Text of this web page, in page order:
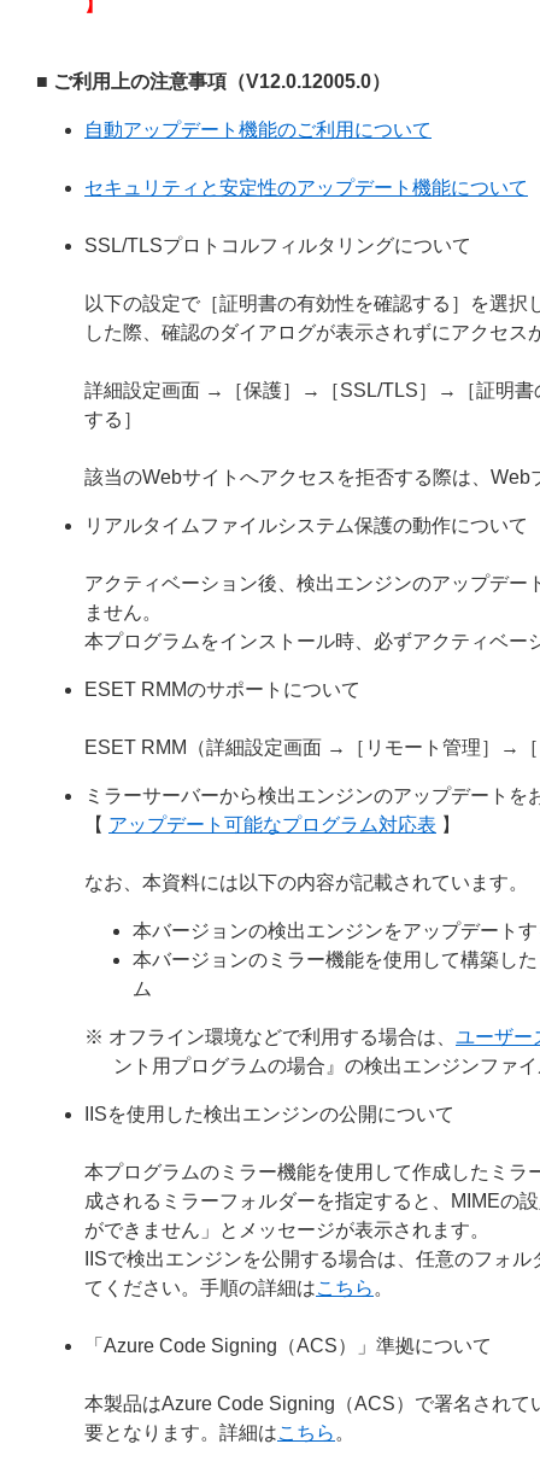
】
■ ご利用上の注意事項（V12.0.12005.0）
自動アップデート機能のご利用について
セキュリティと安定性のアップデート機能について
SSL/TLSプロトコルフィルタリングについて
以下の設定で［証明書の有効性を確認する］を選
した際、確認のダイアログが表示されずにアクセス
詳細設定画面 →［保護］→［SSL/TLS］→［証明書
する］
該当のWebサイトへアクセスを拒否する際は、
リアルタイムファイルシステム保護の動作について
アクティベーション後、検出エンジンのアップデ
ません。
本プログラムをインストール時、必ずアクティベ
ESET RMMのサポートについて
ESET RMM（詳細設定画面 →［リモート管理］→
ミラーサーバーから検出エンジンのアップデート
【 アップデート可能なプログラム対応表 】
なお、本資料には以下の内容が記載されています。
本バージョンの検出エンジンをアップデート
本バージョンのミラー機能を使用して構築し
ム
※ オフライン環境などで利用する場合は、 ユーザー
ント用プログラムの場合』の検出エンジンファ
IISを使用した検出エンジンの公開について
本プログラムのミラー機能を使用して作成したミ
成されるミラーフォルダーを指定すると、MIMEの
ができません」とメッセージが表示されます。
IISで検出エンジンを公開する場合は、任意のフォ
てください。手順の詳細はこちら 。
「Azure Code Signing（ACS）」準拠について
本製品はAzure Code Signing（ACS）で署名され
要となります。詳細はこちら 。